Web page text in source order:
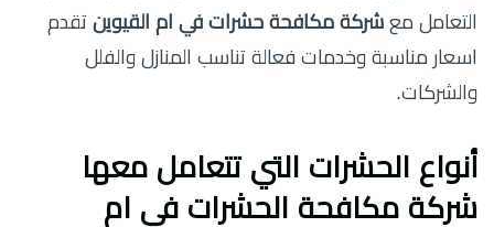
التعامل مع شركة مكافحة حشرات في ام القيوين تقدم
اسعار مناسبة وخدمات فعالة تناسب المنازل والفلل
والشركات.
أنواع الحشرات التي تتعامل معها
شركة مكافحة الحشرات في ام